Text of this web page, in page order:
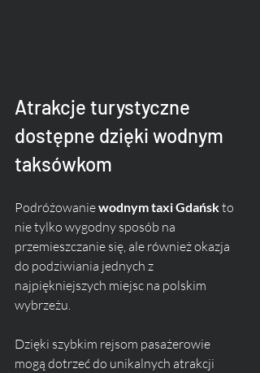
Atrakcje turystyczne
dostępne dzięki wodnym
taksówkom
Podróżowanie wodnym taxi Gdańsk to
nie tylko wygodny sposób na
przemieszczanie się, ale również okazja
do podziwiania jednych z
najpiękniejszych miejsc na polskim
wybrzeżu.
Dzięki szybkim rejsom pasażerowie
mogą dotrzeć do unikalnych atrakcji